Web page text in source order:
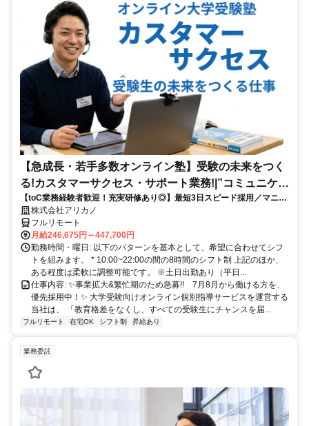
【急成長・若手多数オンライン塾】受験の未来をつく
る!カスタマーサクセス・サポート業務!|”コミュニケー
ション”が好きな方!|「フルリモート勤務」
【toC業務経験者歓迎！充実研修あり◎】最短3日スピード採用／マニュ
アル化が進んでいて、迷わず働ける環境です！
株式会社アリカノ
フルリモート
月給246,675円～447,700円
勤務時間・曜日: 以下のパターンを基本として、希望に合わせてシフ
トを組みます。 * 10:00~22:00の間の8時間のシフト制 上記のほか、
ある程度は柔軟に調整可能です。 ※土日出勤あり（平日...
仕事内容: ✨️事業拡大&繁忙期のため急募!! 7月8月から働ける方を、
優先採用中！✨️ 大学受験向けオンライン個別指導サービスを運営する
当社は、 「教育格差をなくし、すべての受験生にチャンスを届...
フルリモート 在宅OK シフト制 昇給あり
業務委託